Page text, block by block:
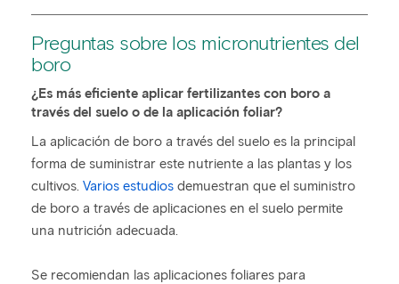
Preguntas sobre los micronutrientes del
boro
¿Es más eficiente aplicar fertilizantes con boro a
través del suelo o de la aplicación foliar?
La aplicación de boro a través del suelo es la principal
forma de suministrar este nutriente a las plantas y los
cultivos. Varios estudios demuestran que el suministro
de boro a través de aplicaciones en el suelo permite
una nutrición adecuada.
Se recomiendan las aplicaciones foliares para